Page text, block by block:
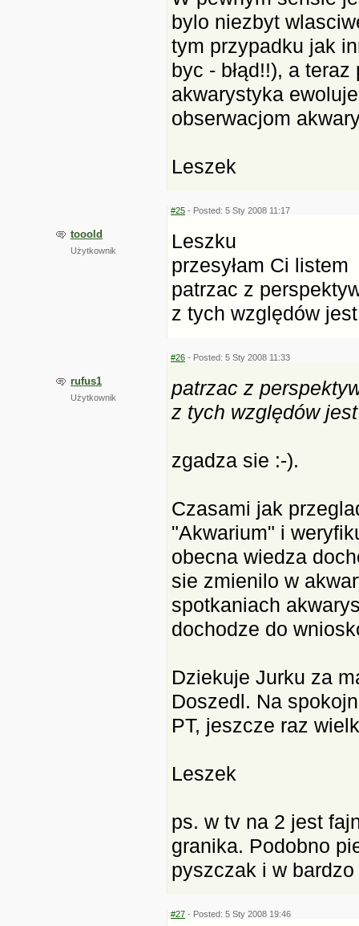
bylo niezbyt
tym przypadku jak
byc - błąd!!), a
akwarystyka
obserwacjom
Leszek
tooold
Użytkownik
#25 - Posted: 5 Sty 2008 11:17
Leszku
przesyłam Ci listem
patrzac z
z tych względów
rufus1
Użytkownik
#26 - Posted: 5 Sty 2008 11:33
patrzac z
z tych względów
zgadza sie :-).
Czasami jak
"Akwarium" i
obecna wiedza
sie zmienilo w
spotkaniach
dochodze do
Dziekuje Jurku za
Doszedl. Na
PT, jeszcze raz
Leszek
ps. w tv na 2 jest
granika. Podobno
pyszczak i w
#27 - Posted: 5 Sty 2008 19:46